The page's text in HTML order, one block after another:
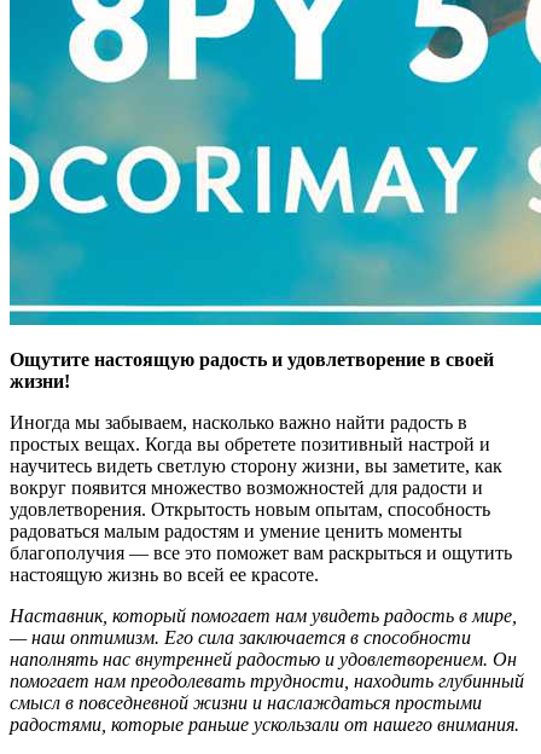
Ощутите настоящую радость и удовлетворение в своей
жизни!
Иногда мы забываем, насколько важно найти радость в
простых вещах. Когда вы обретете позитивный настрой и
научитесь видеть светлую сторону жизни, вы заметите, как
вокруг появится множество возможностей для радости и
удовлетворения. Открытость новым опытам, способность
радоваться малым радостям и умение ценить моменты
благополучия — все это поможет вам раскрыться и ощутить
настоящую жизнь во всей ее красоте.
Наставник, который помогает нам увидеть радость в мире,
— наш оптимизм. Его сила заключается в способности
наполнять нас внутренней радостью и удовлетворением. Он
помогает нам преодолевать трудности, находить глубинный
смысл в повседневной жизни и наслаждаться простыми
радостями, которые раньше ускользали от нашего внимания.